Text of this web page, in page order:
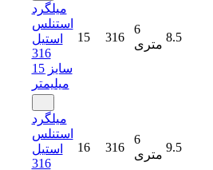
میلگرد
استنلس
استیل
316
سایز 15
میلیمتر
15 316
6
متری
8.5
میلگرد
استنلس
استیل
316
16 316
6
متری
9.5